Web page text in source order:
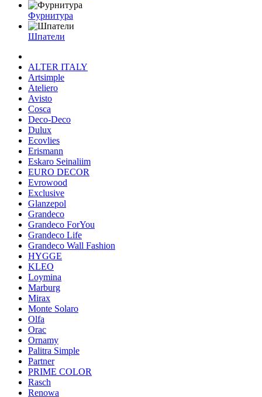
Фурнитура
Шпатели
ALTER ITALY
Artsimple
Ateliero
Avisto
Cosca
Deco-Deco
Dulux
Ecovlies
Erismann
Eskaro Seinaliim
EURO DECOR
Evrowood
Exclusive
Glanzepol
Grandeco
Grandeco ForYou
Grandeco Life
Grandeco Wall Fashion
HYGGE
KLEO
Loymina
Marburg
Mirax
Monte Solaro
Olfa
Orac
Ornamy
Palitra Simple
Partner
PRIME COLOR
Rasch
Renowa